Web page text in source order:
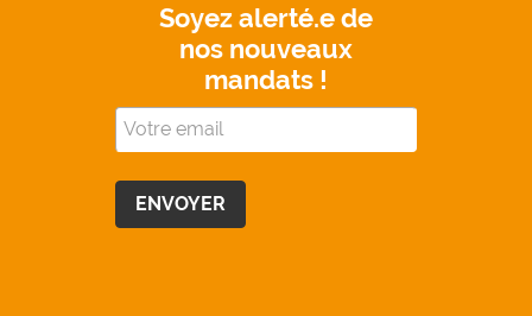
Soyez alerté.e de
nos nouveaux
mandats !